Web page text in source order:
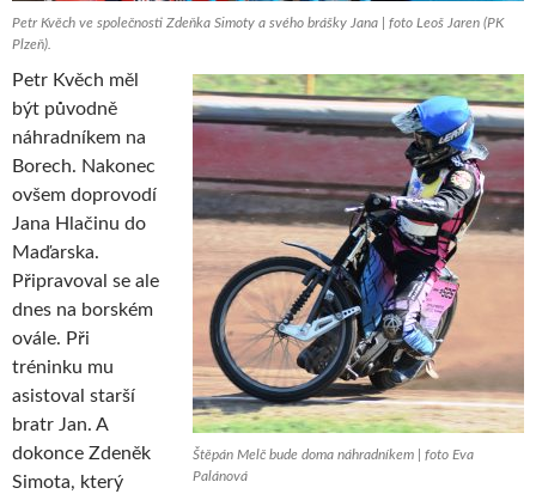
Petr Kvěch ve společnosti Zdeňka Simoty a svého brášky Jana | foto Leoš Jaren (PK
Plzeň).
Štěpán Melč bude doma náhradníkem | foto Eva
Palánová
Petr Kvěch měl
být původně
náhradníkem na
Borech. Nakonec
ovšem doprovodí
Jana Hlačinu do
Maďarska.
Připravoval se ale
dnes na borském
ovále. Při
tréninku mu
asistoval starší
bratr Jan. A
dokonce Zdeněk
Simota, který